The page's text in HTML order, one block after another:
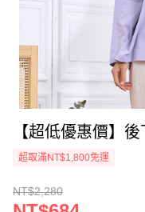
【超低優惠價】
超取滿NT$1,800免運
NT$2,280